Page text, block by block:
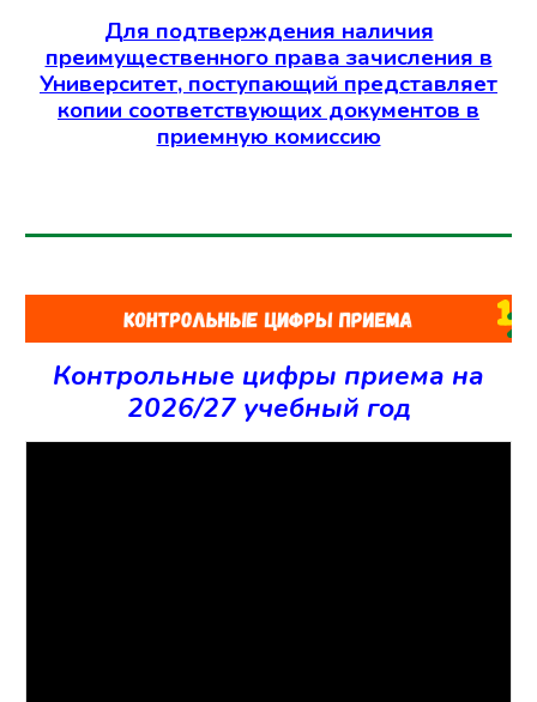
Для подтверждения наличия
преимущественного права зачисления в
Университет, поступающий представляет
копии соответствующих документов в
приемную комиссию
Контрольные цифры приема на
2026/27 учебный год